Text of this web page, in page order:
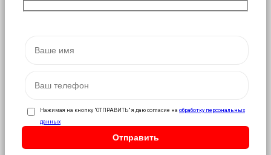
Нажимая на кнопку "ОТПРАВИТЬ" я даю согласие на обработку персональных
данных